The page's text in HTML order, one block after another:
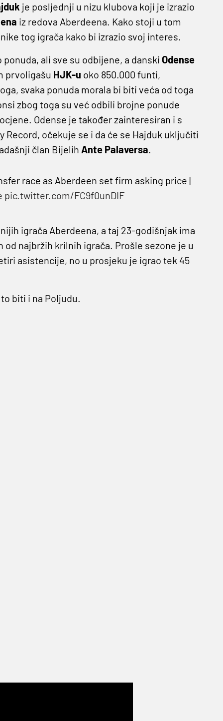
je posljednji u nizu klubova koji je izrazio
iz redova Aberdeena. Kako stoji u tom
tog igrača kako bi izrazio svoj interes.
ali sve su odbijene, a danski Odense
prvoligašu HJK-u oko 850.000 funti,
svaka ponuda morala bi biti veća od toga
zbog toga su već odbili brojne ponude
Odense je također zainteresiran i s
očekuje se i da će se Hajduk uključiti
član Bijelih Ante Palaversa.
race as Aberdeen set firm asking price |
pic.twitter.com/FC9f0unDIF
igrača Aberdeena, a taj 23-godišnjak ima
od najbržih krilnih igrača. Prošle sezone je u
asistencije, no u prosjeku je igrao tek 45
biti i na Poljudu.